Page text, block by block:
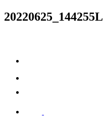
20220625_144255L